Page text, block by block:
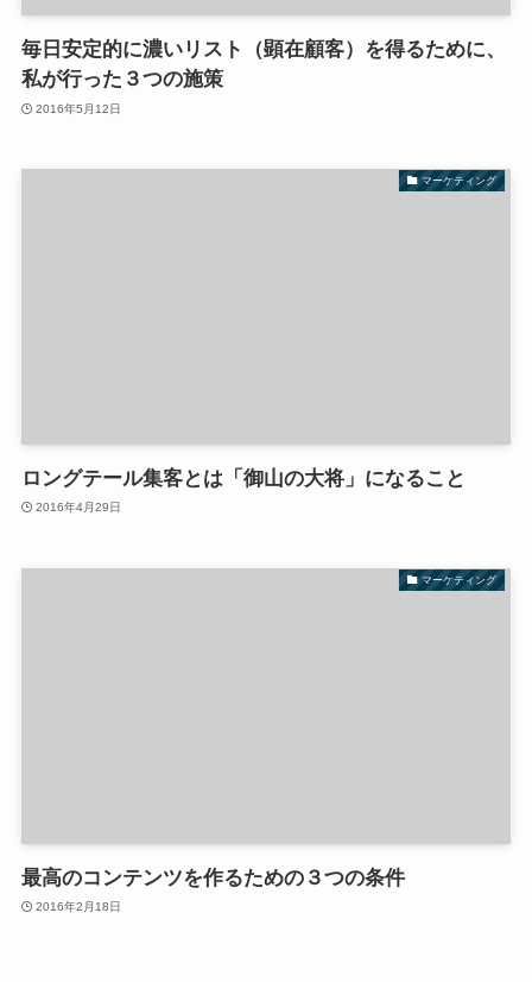
毎日安定的に濃いリスト（顕在顧客）を得るために、
私が行った３つの施策
2016年5月12日
マーケティング
ロングテール集客とは「御山の大将」になること
2016年4月29日
マーケティング
最高のコンテンツを作るための３つの条件
2016年2月18日